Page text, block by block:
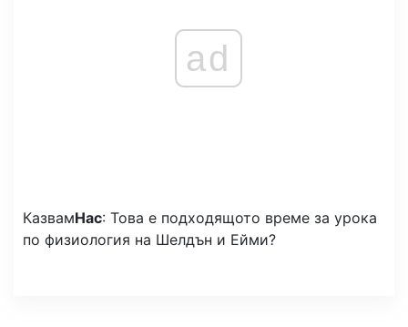
ad
КазвамНас: Това е подходящото време за урока
по физиология на Шелдън и Ейми?